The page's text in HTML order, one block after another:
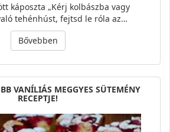
káposzta „Kérj kolbászba vagy
tehénhúst, fejtsd le róla az…
Bővebben
VANÍLIÁS MEGGYES SÜTEMÉNY
RECEPTJE!